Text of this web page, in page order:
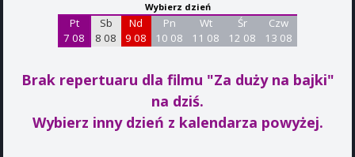
Wybierz dzień
Pt
7 08
Sb
8 08
Nd
9 08
Pn
10 08
Wt
11 08
Śr
12 08
Czw
13 08
Brak repertuaru dla filmu "Za duży na bajki"
na dziś.
Wybierz inny dzień z kalendarza powyżej.